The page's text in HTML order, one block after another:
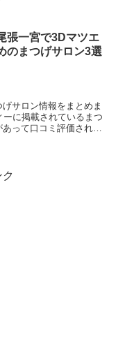
張一宮で3Dマツエ
のまつげサロン3選
サロン情報をまとめま
に掲載されているまつ
って口コミ評価されて